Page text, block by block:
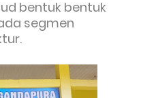
bentuk bentuk
segmen